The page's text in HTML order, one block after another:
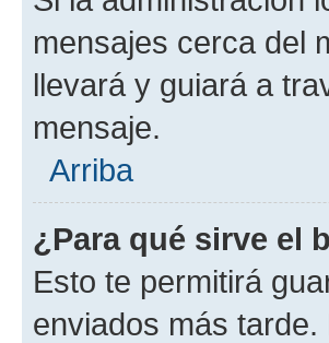
mensajes cerca del
llevará y guiará a
mensaje.
Arriba
¿Para qué sirve el
Esto te permitirá
enviados más